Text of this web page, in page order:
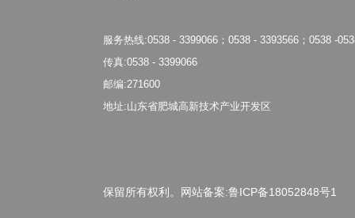
服务热线:0538 - 3399066 ； 0538 - 3393566 ；0538 -
传真:0538 - 3399066
邮编:271600
地址:山东省肥城高新技术产业开发区
保留所有权利。网站备案:鲁ICP备18052848号1